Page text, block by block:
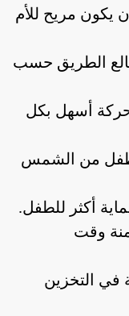
إصلاحات
إصلاحات
يكون مريح للأم
الطريق حسب
تلف 360° عشان حركة أسهل بكل
من الشمس
وقت
في التخزين